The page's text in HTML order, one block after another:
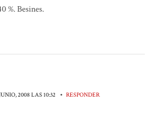
%. Besines.
2008 LAS 10:32 • RESPONDER